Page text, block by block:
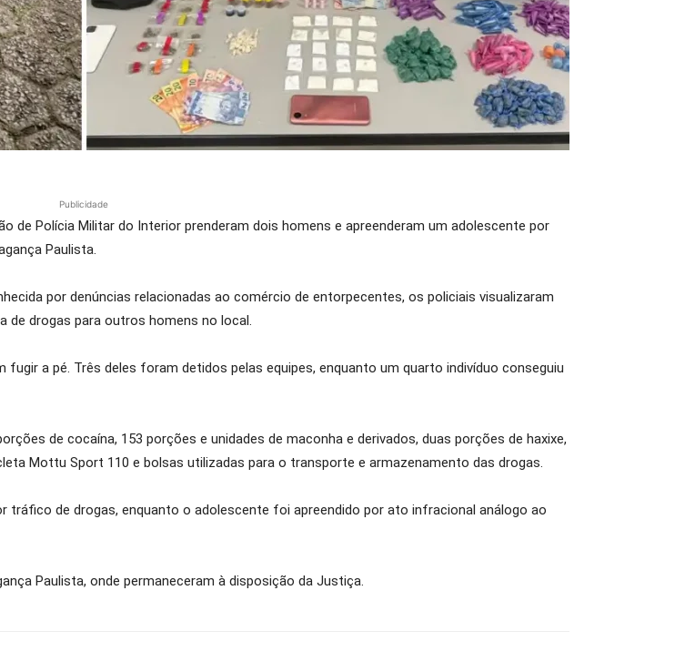
Publicidade
de Polícia Militar do Interior prenderam dois homens e apreenderam um adolescente por
Paulista.
por denúncias relacionadas ao comércio de entorpecentes, os policiais visualizaram
de drogas para outros homens no local.
a pé. Três deles foram detidos pelas equipes, enquanto um quarto indivíduo conseguiu
de cocaína, 153 porções e unidades de maconha e derivados, duas porções de haxixe,
Mottu Sport 110 e bolsas utilizadas para o transporte e armazenamento das drogas.
tráfico de drogas, enquanto o adolescente foi apreendido por ato infracional análogo ao
Paulista, onde permaneceram à disposição da Justiça.